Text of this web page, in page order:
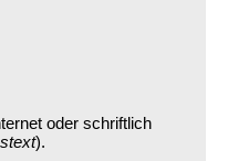
oder schriftlich
).